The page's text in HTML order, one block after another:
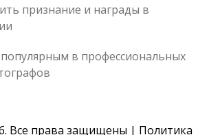
признание и награды в
популярным в профессиональных
Все права защищены | Политика